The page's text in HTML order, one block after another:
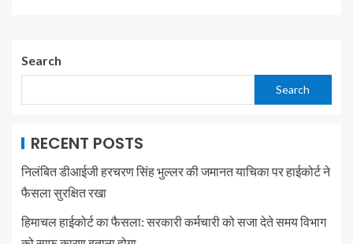
Search
Search
RECENT POSTS
निलंबित डीआईजी हरचरण सिंह भुल्लर की जमानत याचिका पर हाईकोर्ट ने
फैसला सुरक्षित रखा
हिमाचल हाईकोर्ट का फैसला: सरकारी कर्मचारी को सजा देते समय विभाग